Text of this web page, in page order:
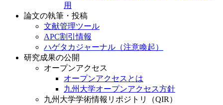
用
論文の執筆・投稿
文献管理ツール
APC割引情報
ハゲタカジャーナル（注意喚起）
研究成果の公開
オープンアクセス
オープンアクセスとは
九州大学オープンアクセス方針
九州大学学術情報リポジトリ（QIR）